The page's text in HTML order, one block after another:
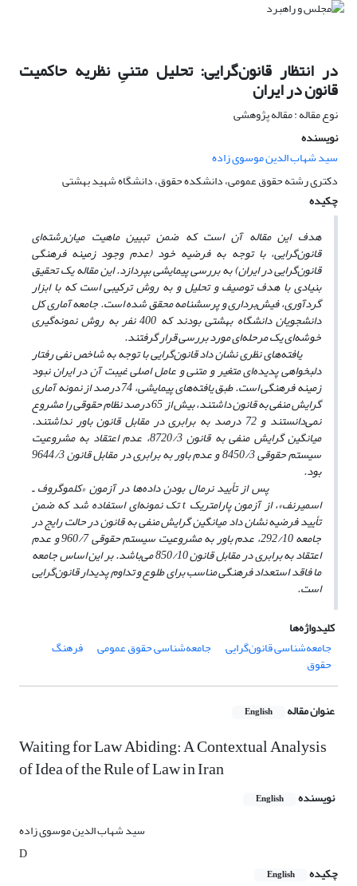
در انتظار قانون‌گرایی: تحلیل متنیِ نظریه حاکمیت
قانون در ایران
نوع مقاله : مقاله پژوهشی
نویسنده
سید شهاب الدین موسوی زاده
دکتری رشته حقوق عمومی، دانشکده حقوق، دانشگاه شهید بهشتی
چکیده
هدف این مقاله آن است که ضمن تبیین ماهیت میان‌رشته‌ای
قانون‌گرایی، با توجه به فرضیه خود (عدم وجود زمینه فرهنگی
قانون‌گرایی در ایران) به بررسی پیمایشی بپردازد. این مقاله یک تحقیق
بنیادی با هدف توصیف و تحلیل و به روش ترکیبی است که با ابزار
گردآوری، فیش‌برداری و پرسشنامه محقق شده است. جامعه آماری کل
دانشجویان دانشگاه بهشتی بودند که 400 نفر به روش نمونه‌گیری
خوشه‌ای یک مرحله‌ای مورد بررسی قرار گرفتند.
یافته‌های نظری نشان داد قانون‌گرایی با توجه به شاخص نفی رفتار
دلبخواهی پدیده‌ای متغیر و متنی و عامل اصلی غیبت آن در ایران نبود
زمینه فرهنگی است. طبق یافته‌های پیمایشی، 74 درصد از نمونه آماری
گرایش منفی به قانون داشتند، بیش از 65 درصد نظام حقوقی را مشروع
نمی‌دانستند و 72 درصد به برابری در مقابل قانون باور نداشتند.
میانگین گرایش منفی به قانون 8720/3، عدم اعتقاد به مشروعیت
سیستم حقوقی 8450/3 و عدم باور به برابری در مقابل قانون 9644/3
بود.
پس از تأیید نرمال بودن داده‌ها در آزمون «کلموگروف ـ
اسمیرنف»، از آزمون پارامتریک t تک نمونه‌ای استفاده شد که ضمن
تأیید فرضیه نشان داد میانگین گرایش منفی به قانون در حالت رایج در
جامعه 292/10، عدم باور به مشروعیت سیستم حقوقی 960/7 و عدم
اعتقاد به برابری در مقابل قانون 850/10 می‌باشد. بر این اساس جامعه
ما فاقد استعداد فرهنگی مناسب برای طلوع و تداوم پدیدار قانون‌گرایی
است.
کلیدواژه‌ها
جامعه‌شناسی قانون‌گرایی
جامعه‌شناسی حقوق عمومی فرهنگ
حقوق
عنوان مقاله English
Waiting for Law Abiding: A Contextual Analysis
of Idea of the Rule of Law in Iran
نویسنده English
سید شهاب الدین موسوی زاده
D
چکیده
English